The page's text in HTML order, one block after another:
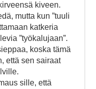
kiveen.
mutta kun ”tuuli
katkeria
”työkalujaan”.
koska tämä
että sen sairaat
sille, että